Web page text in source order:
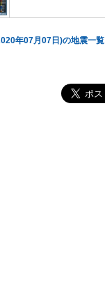
年07月07日)の地震一覧